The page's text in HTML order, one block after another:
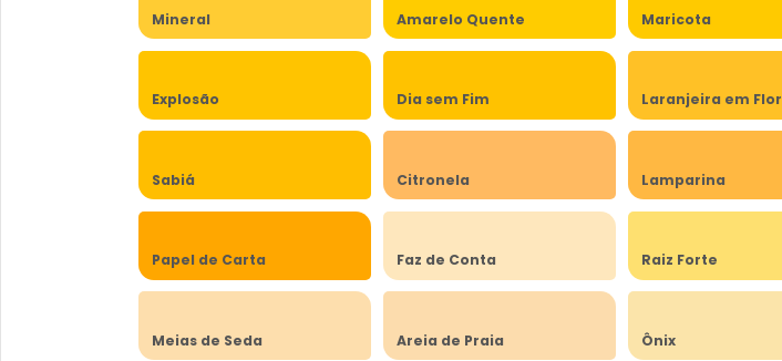
Mineral Amarelo Quente Maricota
Explosão Dia sem Fim Laranjeira em Flor
Sabiá Citronela Lamparina
Papel de Carta Faz de Conta Raiz Forte
Meias de Seda Areia de Praia Ônix